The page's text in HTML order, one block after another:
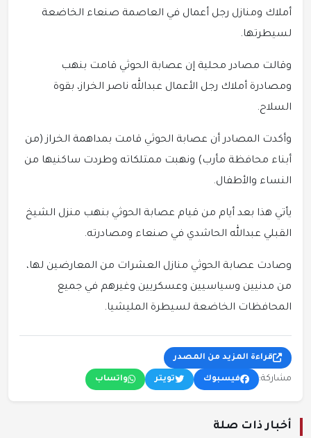
أملاك ومنازل رجل أعمال في العاصمة صنعاء الخاضعة
لسيطرتها.
وقالت مصادر محلية إن عصابة الحوثي قامت بنهب
ومصادرة أملاك رجل الأعمال عبدالله ناصر الخراز، بقوة
السلاح.
وأكدت المصادر أن عصابة الحوثي قامت بمداهمة الخراز (من
أبناء محافظة مأرب) ونهبت ممتلكاته وطردت ساكنيها من
النساء والأطفال.
يأتي هذا بعد أيام من قيام عصابة الحوثي بنهب منزل الشيخ
القبلي عبدالله الحاشدي في صنعاء ومصادرته.
وصادت عصابة الحوثي منازل العشرات من المعارضين لها،
من مدنيين وسياسيين وعسكريين وغيرهم في جميع
المحافظات الخاضعة لسيطرة المليشيا.
قراءة المزيد من المصدر
مشاركة: فيسبوك تويتر واتساب
أخبار ذات صلة